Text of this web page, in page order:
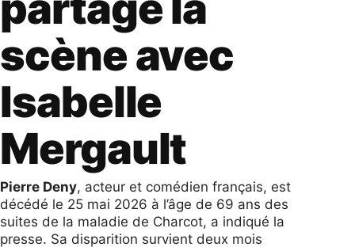
scène avec
Isabelle
Mergault
Pierre Deny, acteur et comédien français, est
décédé le 25 mai 2026 à l’âge de 69 ans des
suites de la maladie de Charcot, a indiqué la
presse. Sa disparition survient deux mois